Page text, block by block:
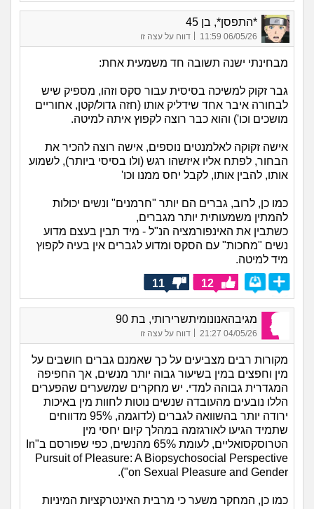
*התפסן*, בן 45
06/05/26 11:59 דווח על עצה זו
מבחינתי ישנה תשובה חד משמעית אחת:
גבר זקוק למשיכה בסיסית עבור סקס וזהו, מספיק שיש
לבחורה איבר אחד שידליק אותו (חזה גדול/קטן, אחוריים
מושכים וכו') והוא כבר רוצה לקפוץ איתה למיטה.
אישה זקוקה לאלמנטים נוספים, אישה רוצה להכיר את
הבחור, לפתח אליו איזשהו רגש (ולו בסיסי ביותר), לשמוע
אותו, להבין אותו, לקבל יחס ממנו וכו'
כמו כן, לרוב, גברים הם יותר "חרמנים" ונשים יכולות
להמתין משמעותית יותר מגברים,
כשתבין את האינפורמציה הנ"ל - מיד תבין בעצם מדוע
נשים "מחכות" עם הסקס ומדוע לגברים אין בעיה לקפוץ
מיד למיטה.
12
11
מגיבהאנונומיתשרירותי, בת 90
04/05/26 21:27
| דווח על עצה זו
מקורות רבים מצביעים על כך שאמנם גברים חושבים על
מין וחפצים במין בשיעור גבוה יותר מנשים, אך החפיפה
המגדרית גבוהה למדי. יש מחקרים שמשערים שהפערים
הללו נובעים מהעובדה שנשים נוטות לחוות מין באיכות
ירודה יותר בהשוואה לגברים (לדוגמה, 95% מדווחים
שתמיד הגיעו לאורגזמה במהלך קיום יחסי מין
הטרוסקסואליים, לעומת 65% מהנשים, כפי שפורסם ב"In
Pursuit of Pleasure: A Biopsychosocial Perspective
on Sexual Pleasure and Gender").
כמו כן, המחקר משער כי מרבית האינטרקציות המיניות